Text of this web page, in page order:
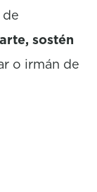
sostén
o irmán de